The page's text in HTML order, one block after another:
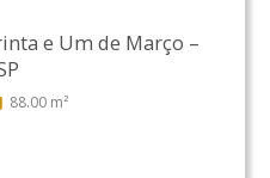
e Um de Março –
88.00 m²